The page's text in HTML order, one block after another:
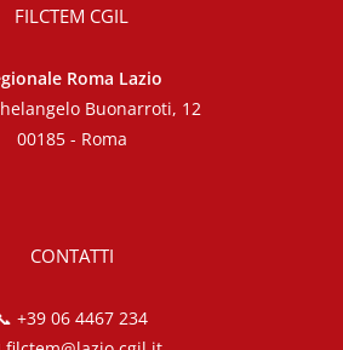
FILCTEM CGIL
Roma Lazio
Buonarroti, 12
00185 - Roma
CONTATTI
+39 06 4467 234